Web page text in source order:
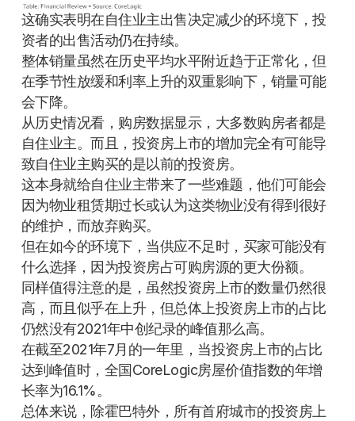
这确实表明在自住业主出售决定减少的环境下，投
资者的出售活动仍在持续。
整体销量虽然在历史平均水平附近趋于正常化，但
在季节性放缓和利率上升的双重影响下，销量可能
会下降。
从历史情况看，购房数据显示，大多数购房者都是
自住业主。而且，投资房上市的增加完全有可能导
致自住业主购买的是以前的投资房。
这本身就给自住业主带来了一些难题，他们可能会
因为物业租赁期过长或认为这类物业没有得到很好
的维护，而放弃购买。
但在如今的环境下，当供应不足时，买家可能没有
什么选择，因为投资房占可购房源的更大份额。
同样值得注意的是，虽然投资房上市的数量仍然很
高，而且似乎在上升，但总体上投资房上市的占比
仍然没有2021年中创纪录的峰值那么高。
在截至2021年7月的一年里，当投资房上市的占比
达到峰值时，全国CoreLogic房屋价值指数的年增
长率为16.1%。
总体来说，除霍巴特外，所有首府城市的投资房上